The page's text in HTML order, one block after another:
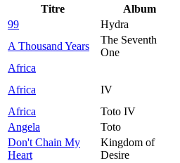
Titre Album
99
Hydra
A Thousand Years
The Seventh
One
Africa
Africa
IV
Africa
Toto IV
Angela
Toto
Don't Chain My
Heart
Kingdom of
Desire